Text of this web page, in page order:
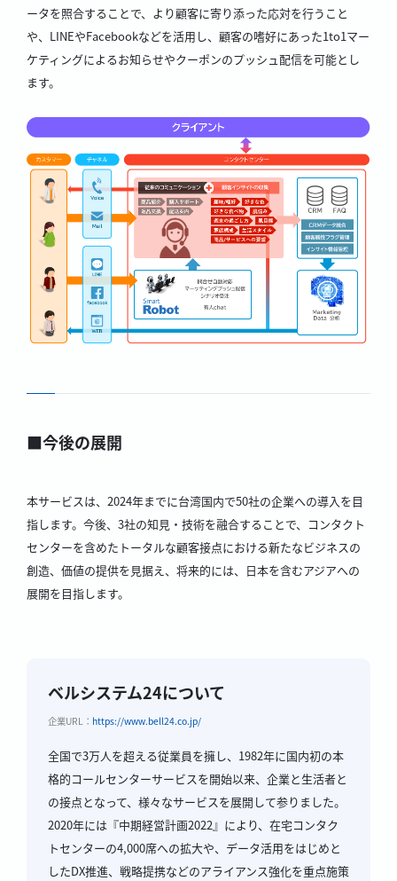
ータを照合することで、より顧客に寄り添った応対を行うこと
や、LINEやFacebookなどを活用し、顧客の嗜好にあった1to1マー
ケティングによるお知らせやクーポンのプッシュ配信を可能とし
ます。
■今後の展開
本サービスは、2024年までに台湾国内で50社の企業への導入を目
指します。今後、3社の知見・技術を融合することで、コンタクト
センターを含めたトータルな顧客接点における新たなビジネスの
創造、価値の提供を見据え、将来的には、日本を含むアジアへの
展開を目指します。
ベルシステム24について
企業URL： https://www.bell24.co.jp/
全国で3万人を超える従業員を擁し、1982年に国内初の本
格的コールセンターサービスを開始以来、企業と生活者と
の接点となって、様々なサービスを展開して参りました。
2020年には『中期経営計画2022』により、在宅コンタク
トセンターの4,000席への拡大や、データ活用をはじめと
したDX推進、戦略提携などのアライアンス強化を重点施策